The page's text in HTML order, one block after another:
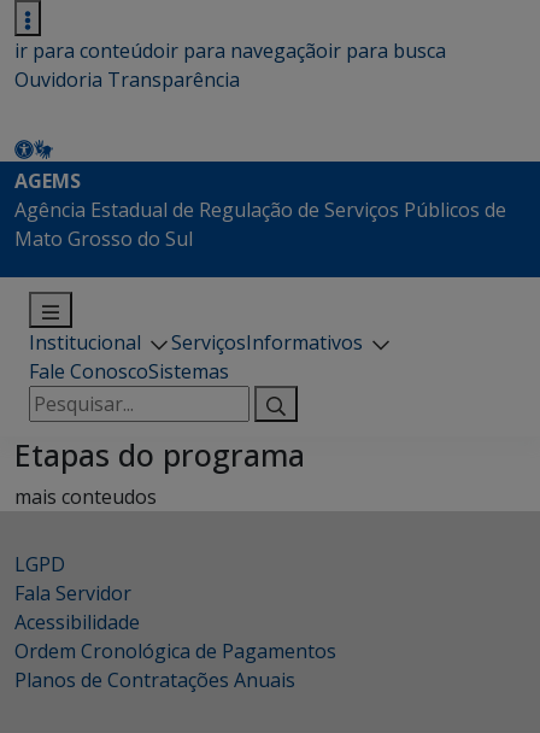
ir para conteúdoir para navegaçãoir para busca
Ouvidoria Transparência
AGEMS
Agência Estadual de Regulação de Serviços Públicos de
Mato Grosso do Sul
Institucional ServiçosInformativos
Fale ConoscoSistemas
Pesquisar
por:
Etapas do programa
mais conteudos
LGPD
Fala Servidor
Acessibilidade
Ordem Cronológica de Pagamentos
Planos de Contratações Anuais